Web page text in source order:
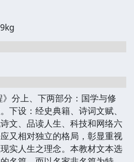
》分上、下两部分：国学与修
下设：经史典籍、诗词文赋、
文、品读人生、科技和网络六
又相对独立的格局，彰显重视
实人生之理念。本教材文本选